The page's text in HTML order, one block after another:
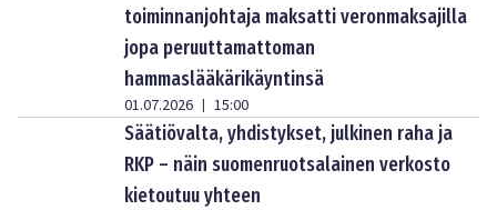
toiminnanjohtaja maksatti veronmaksajilla
jopa peruuttamattoman
hammaslääkärikäyntinsä
01.07.2026 | 15:00
Säätiövalta, yhdistykset, julkinen raha ja
RKP – näin suomenruotsalainen verkosto
kietoutuu yhteen